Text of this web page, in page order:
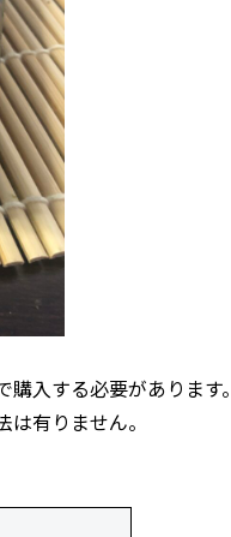
購入する必要があります
有りません。